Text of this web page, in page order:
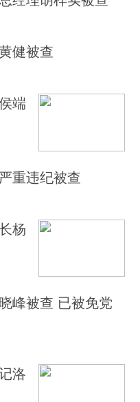
健被查
端
重违纪被查
杨
峰被查 已被免党
洛